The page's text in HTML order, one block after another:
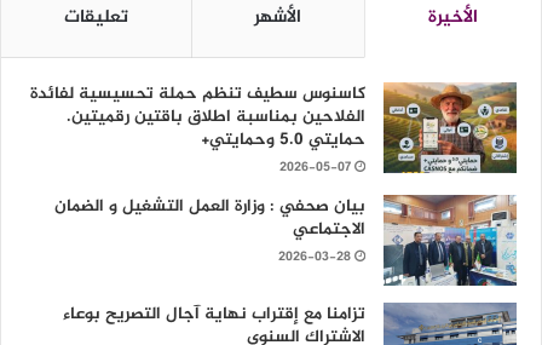
الأخيرة الأشهر تعليقات
كاسنوس سطيف تنظم حملة تحسيسية لفائدة
الفلاحين بمناسبة اطلاق باقتين رقميتين.
حمايتي 5.0 وحمايتي+
2026-05-07
بيان صحفي : وزارة العمل التشغيل و الضمان
الاجتماعي
2026-03-28
تزامنا مع إقتراب نهاية آجال التصريح بوعاء
الاشتراك السنوي